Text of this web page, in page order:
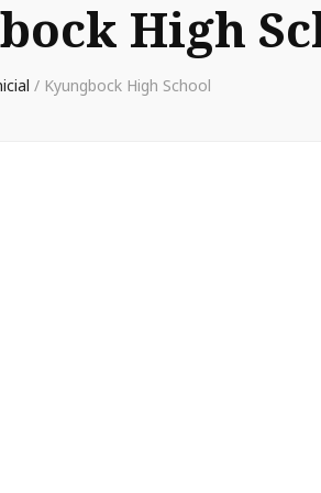
High
/ Kyungbock High School